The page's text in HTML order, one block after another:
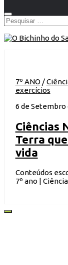
Pesquisar
por:
7º ANO /
exercícios
6 de Setembro
Ciências
Terra
vida
Conteúdos
7º ano |